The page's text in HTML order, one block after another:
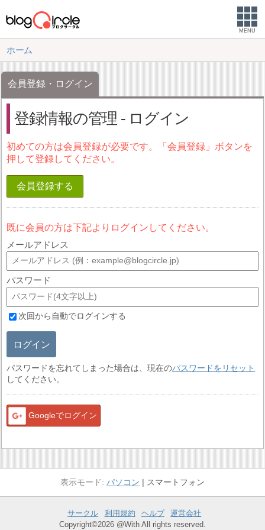
MENU
ホーム
会員登録・ログイン
登録情報の管理 - ログイン
初めての方は会員登録が必要です。「会員登録」ボタンを
押して登録してください。
会員登録する
既に会員の方は下記よりログインしてください。
メールアドレス
パスワード
次回から自動でログインする
ログイン
パスワードを忘れてしまった場合は、現在のパスワードをリセット
してください。
Googleでログイン
パソコン スマートフォン
サークル 利用規約 ヘルプ
運営会社
Copyright©2026 @With All rights reserved.